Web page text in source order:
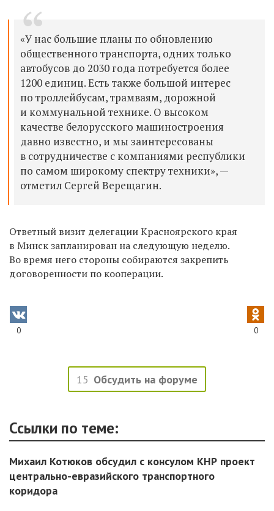
«У нас большие планы по обновлению
общественного транспорта, одних только
автобусов до 2030 года потребуется более
1200 единиц. Есть также большой интерес
по троллейбусам, трамваям, дорожной
и коммунальной технике. О высоком
качестве белорусского машиностроения
давно известно, и мы заинтересованы
в сотрудничестве с компаниями республики
по самом широкому спектру техники», —
отметил Сергей Верещагин.
Ответный визит делегации Красноярского края
в Минск запланирован на следующую неделю.
Во время него стороны собираются закрепить
договоренности по кооперации.
0 0
15 Обсудить на форуме
Ссылки по теме:
Михаил Котюков обсудил с консулом КНР проект
центрально-евразийского транспортного
коридора